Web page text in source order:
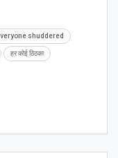
shuddered
हर कोई ठिठका